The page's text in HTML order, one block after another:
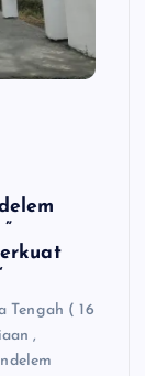
Tengah ( 16
,